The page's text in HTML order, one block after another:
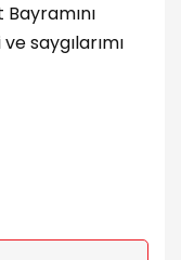
saygılarımı